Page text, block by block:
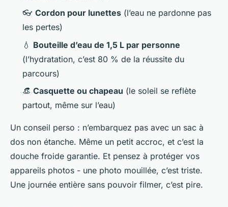
👓 Cordon pour lunettes (l’eau ne pardonne pas
les pertes)
💧 Bouteille d’eau de 1,5 L par personne
(l’hydratation, c’est 80 % de la réussite du
parcours)
👒 Casquette ou chapeau (le soleil se reflète
partout, même sur l’eau)
Un conseil perso : n’embarquez pas avec un sac à
dos non étanche. Même un petit accroc, et c’est la
douche froide garantie. Et pensez à protéger vos
appareils photos - une photo mouillée, c’est triste.
Une journée entière sans pouvoir filmer, c’est pire.